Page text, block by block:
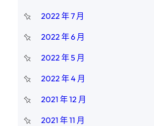
2022 年 7 月
2022 年 6 月
2022 年 5 月
2022 年 4 月
2021 年 12 月
2021 年 11 月